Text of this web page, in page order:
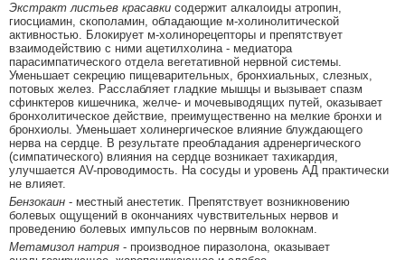
Экстракт листьев красавки содержит алкалоиды атропин,
гиосциамин, скополамин, обладающие м-холинолитической
активностью. Блокирует м-холинорецепторы и препятствует
взаимодействию с ними ацетилхолина - медиатора
парасимпатического отдела вегетативной нервной системы.
Уменьшает секрецию пищеварительных, бронхиальных, слезных,
потовых желез. Расслабляет гладкие мышцы и вызывает спазм
сфинктеров кишечника, желче- и мочевыводящих путей, оказывает
бронхолитическое действие, преимущественно на мелкие бронхи и
бронхиолы. Уменьшает холинергическое влияние блуждающего
нерва на сердце. В результате преобладания адренергического
(симпатического) влияния на сердце возникает тахикардия,
улучшается AV-проводимость. На сосуды и уровень АД практически
не влияет.
Бензокаин - местный анестетик. Препятствует возникновению
болевых ощущений в окончаниях чувствительных нервов и
проведению болевых импульсов по нервным волокнам.
Метамизол натрия - производное пиразолона, оказывает